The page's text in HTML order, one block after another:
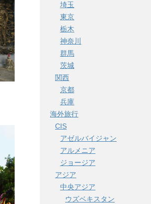
埼玉
東京
栃木
神奈川
群馬
茨城
関西
京都
兵庫
海外旅行
CIS
アゼルバイジャン
アルメニア
ジョージア
アジア
中央アジア
ウズベキスタン